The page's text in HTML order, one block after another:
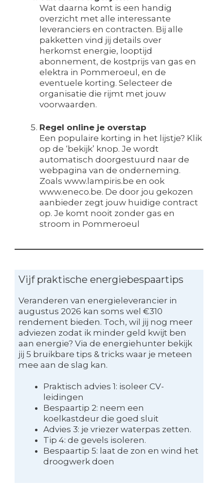
Wat daarna komt is een handig
overzicht met alle interessante
leveranciers en contracten. Bij alle
pakketten vind jij details over
herkomst energie, looptijd
abonnement, de kostprijs van gas en
elektra in Pommeroeul, en de
eventuele korting. Selecteer de
organisatie die rijmt met jouw
voorwaarden.
Regel online je overstap
Een populaire korting in het lijstje? Klik
op de ‘bekijk’ knop. Je wordt
automatisch doorgestuurd naar de
webpagina van de onderneming.
Zoals www.lampiris.be en ook
www.eneco.be. De door jou gekozen
aanbieder zegt jouw huidige contract
op. Je komt nooit zonder gas en
stroom in Pommeroeul
Vijf praktische energiebespaartips
Veranderen van energieleverancier in
augustus 2026 kan soms wel €310
rendement bieden. Toch, wil jij nog meer
adviezen zodat ik minder geld kwijt ben
aan energie? Via de energiehunter bekijk
jij 5 bruikbare tips & tricks waar je meteen
mee aan de slag kan.
Praktisch advies 1: isoleer CV-
leidingen
Bespaartip 2: neem een
koelkastdeur die goed sluit
Advies 3: je vriezer waterpas zetten.
Tip 4: de gevels isoleren.
Bespaartip 5: laat de zon en wind het
droogwerk doen